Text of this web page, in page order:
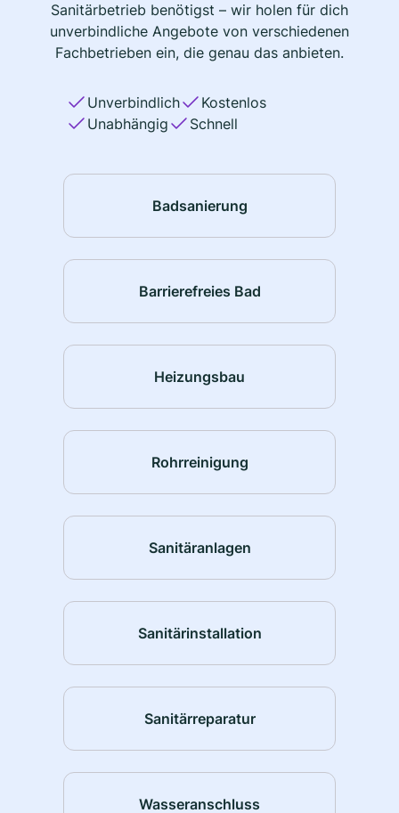
Sanitärbetrieb benötigst – wir holen für dich
unverbindliche Angebote von verschiedenen
Fachbetrieben ein, die genau das anbieten.
Unverbindlich
Kostenlos
Unabhängig
Schnell
Badsanierung
Barrierefreies Bad
Heizungsbau
Rohrreinigung
Sanitäranlagen
Sanitärinstallation
Sanitärreparatur
Wasseranschluss